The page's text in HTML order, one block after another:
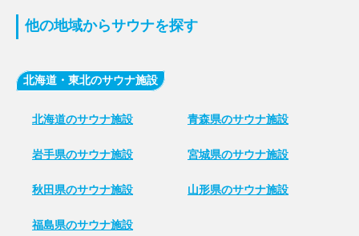
他の地域からサウナを探す
北海道・東北のサウナ施設
北海道のサウナ施設 青森県のサウナ施設
岩手県のサウナ施設 宮城県のサウナ施設
秋田県のサウナ施設 山形県のサウナ施設
福島県のサウナ施設